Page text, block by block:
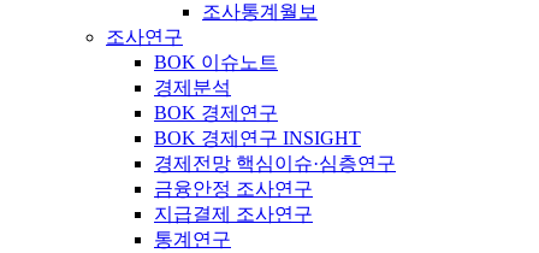
조사통계월보
조사연구
BOK 이슈노트
경제분석
BOK 경제연구
BOK 경제연구 INSIGHT
경제전망 핵심이슈·심층연구
금융안정 조사연구
지급결제 조사연구
통계연구